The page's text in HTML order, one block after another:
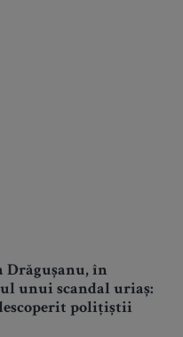
Drăgușanu, în
unui scandal uriaș:
polițiștii